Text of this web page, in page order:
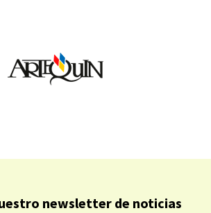
newsletter de noticias